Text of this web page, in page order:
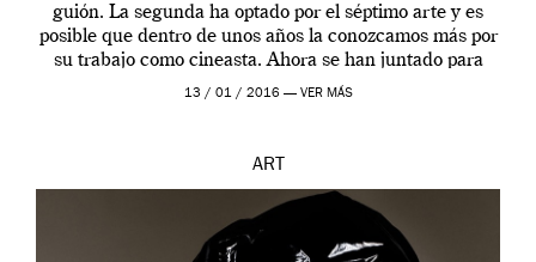
guión. La segunda ha optado por el séptimo arte y es
posible que dentro de unos años la conozcamos más por
su trabajo como cineasta. Ahora se han juntado para
contarnos una […]
13 / 01 / 2016 — VER MÁS
ART